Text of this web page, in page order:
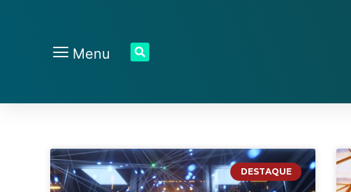
Menu
DESTAQUE